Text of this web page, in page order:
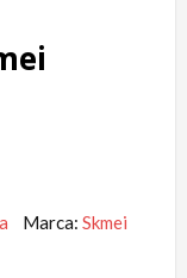
Marca: Skmei